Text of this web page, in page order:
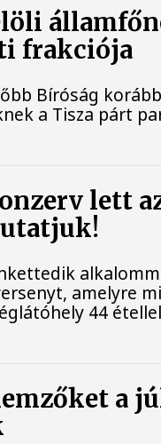
frakciója
Bíróság
a Tisza párt
lett
amelyre
44
a